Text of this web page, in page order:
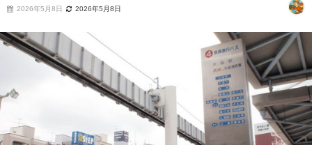
2026年5月8日 2026年5月8日